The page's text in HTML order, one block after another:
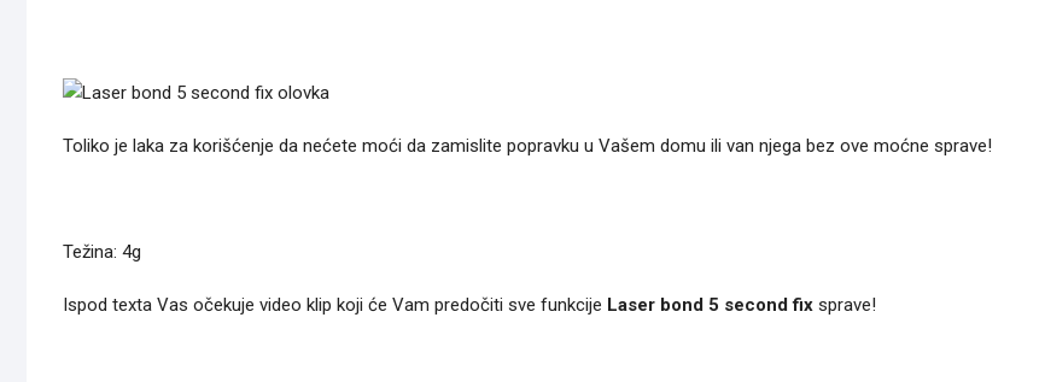
Toliko je laka za korišćenje da nećete moći da zamislite popravku u Vašem domu ili van njega bez ove moćne sprave!
Težina: 4g
Ispod texta Vas očekuje video klip koji će Vam predočiti sve funkcije Laser bond 5 second fix sprave!